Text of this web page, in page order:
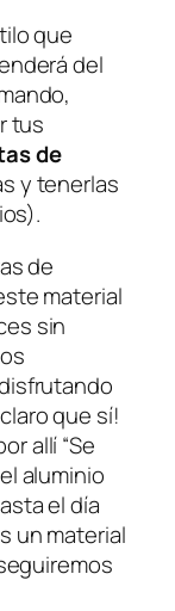
que
del
tus
de
y tenerlas
de
material
sin
que sí!
allí “Se
aluminio
el día
un material